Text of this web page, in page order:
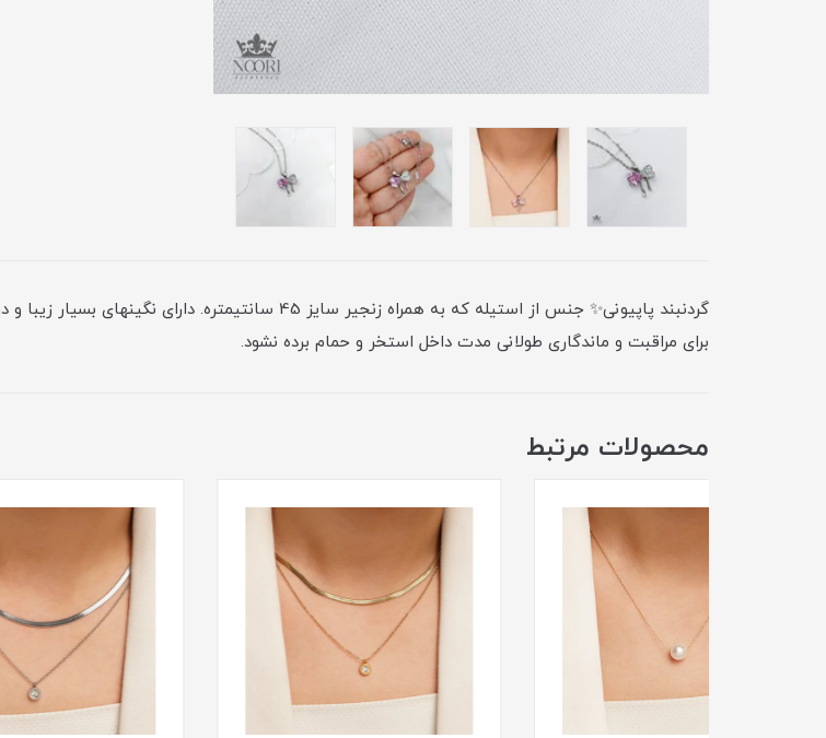
گردنبند پاپیونی✨ جنس از استیله که به همراه زنجیر
برای مراقبت و ماندگاری طولانی مدت داخل استخر و حمام برده نشود.
محصولات مرتبط